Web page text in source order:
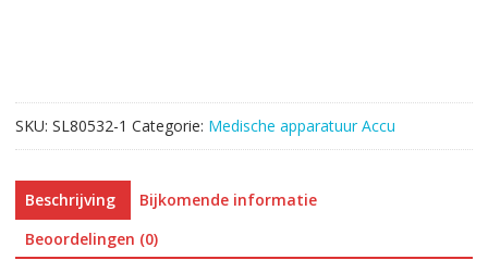
4/3AU,M6008-
0
aantal
SKU: SL80532-1 Categorie: Medische apparatuur Accu
Beschrijving
Bijkomende informatie
Beoordelingen (0)